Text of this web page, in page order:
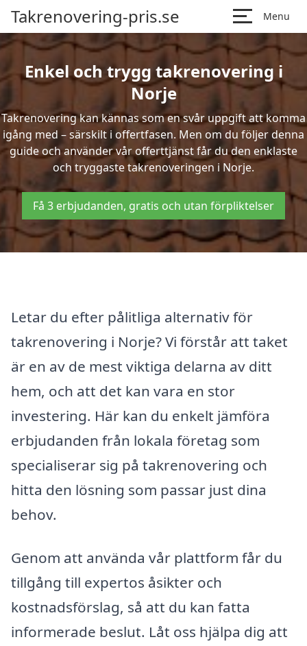
Takrenovering-pris.se Menu
Enkel och trygg takrenovering i
Norje
Takrenovering kan kännas som en svår uppgift att komma
igång med – särskilt i offertfasen. Men om du följer denna
guide och använder vår offerttjänst får du den enklaste
och tryggaste takrenoveringen i Norje.
Få 3 erbjudanden, gratis och utan förpliktelser
Letar du efter pålitliga alternativ för
takrenovering i Norje? Vi förstår att taket
är en av de mest viktiga delarna av ditt
hem, och att det kan vara en stor
investering. Här kan du enkelt jämföra
erbjudanden från lokala företag som
specialiserar sig på takrenovering och
hitta den lösning som passar just dina
behov.
Genom att använda vår plattform får du
tillgång till expertos åsikter och
kostnadsförslag, så att du kan fatta
informerade beslut. Låt oss hjälpa dig att